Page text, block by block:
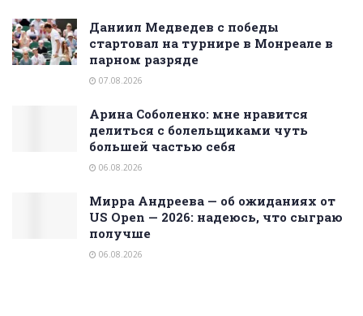
Даниил Медведев с победы
стартовал на турнире в Монреале в
парном разряде
07.08.2026
Арина Соболенко: мне нравится
делиться с болельщиками чуть
большей частью себя
06.08.2026
Мирра Андреева — об ожиданиях от
US Open — 2026: надеюсь, что сыграю
получше
06.08.2026